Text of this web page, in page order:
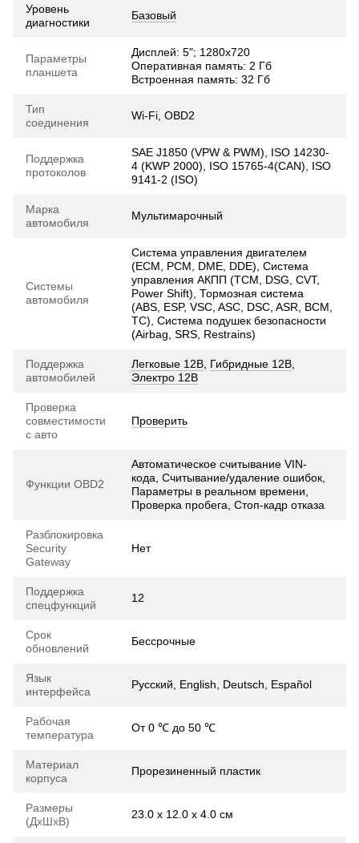
Уровень
диагностики
Базовый
Параметры
планшета
Дисплей: 5"; 1280х720
Оперативная память: 2 Гб
Встроенная память: 32 Гб
Тип
соединения
Wi-Fi, OBD2
Поддержка
протоколов
SAE J1850 (VPW & PWM), ISO 14230-
4 (KWP 2000), ISO 15765-4(CAN), ISO
9141-2 (ISO)
Марка
автомобиля
Мультимарочный
Системы
автомобиля
Система управления двигателем
(ECM, PCM, DME, DDE), Система
управления АКПП (TCM, DSG, CVT,
Power Shift), Тормозная система
(ABS, ESP, VSC, ASC, DSC, ASR, BCM,
TC), Система подушек безопасности
(Airbag, SRS, Restrains)
Поддержка
автомобилей
Легковые 12В Гибридные 12В
Электро 12В
Проверка
совместимости
с авто
Проверить
Функции OBD2
Автоматическое считывание VIN-
кода, Считывание/удаление ошибок,
Параметры в реальном времени,
Проверка пробега, Стоп-кадр отказа
Разблокировка
Security
Gateway
Нет
Поддержка
спецфункций
12
Срок
обновлений
Бессрочные
Язык
интерфейса
Русский, English, Deutsch, Español
Рабочая
температура
От 0 ℃ до 50 ℃
Материал
корпуса
Прорезиненный пластик
Размеры
(ДхШхВ)
23.0 х 12.0 х 4.0 см